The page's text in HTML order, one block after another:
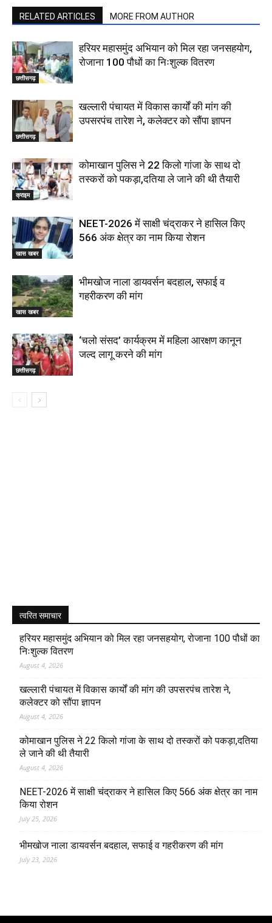
RELATED ARTICLES MORE FROM AUTHOR
छत्तीसगढ़
हरियर महासमुंद अभियान को मिल रहा जनसहयोग,
रोजाना 100 पौधों का निःशुल्क वितरण
छत्तीसगढ़
खल्लारी पंचायत में विकास कार्यों की मांग की
उपसरपंच तारेश ने, कलेक्टर को सौंपा ज्ञापन
क्राइम
कोमाखान पुलिस ने 22 किलो गांजा के साथ दो
तस्करों को पकड़ा,दतिया ले जाने की थी तैयारी
खास खबर
NEET-2026 में साक्षी चंद्राकर ने हासिल किए
566 अंक क्षेत्र का नाम किया रोशन
खास खबर
भीमखोज नाला डायवर्सन बदहाल, सफाई व
गहरीकरण की मांग
छत्तीसगढ़
‘चलो संसद’ कार्यक्रम में महिला आरक्षण कानून
जल्द लागू करने की मांग
त्वरित समाचार
हरियर महासमुंद अभियान को मिल रहा जनसहयोग, रोजाना 100 पौधों का
निःशुल्क वितरण
August 4, 2026
खल्लारी पंचायत में विकास कार्यों की मांग की उपसरपंच तारेश ने,
कलेक्टर को सौंपा ज्ञापन
August 4, 2026
कोमाखान पुलिस ने 22 किलो गांजा के साथ दो तस्करों को पकड़ा,दतिया
ले जाने की थी तैयारी
August 4, 2026
NEET-2026 में साक्षी चंद्राकर ने हासिल किए 566 अंक क्षेत्र का नाम
किया रोशन
July 25, 2026
भीमखोज नाला डायवर्सन बदहाल, सफाई व गहरीकरण की मांग
July 23, 2026